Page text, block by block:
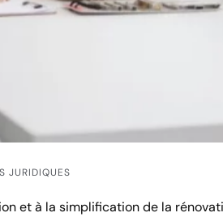
JURIDIQUES
et à la simplification de la